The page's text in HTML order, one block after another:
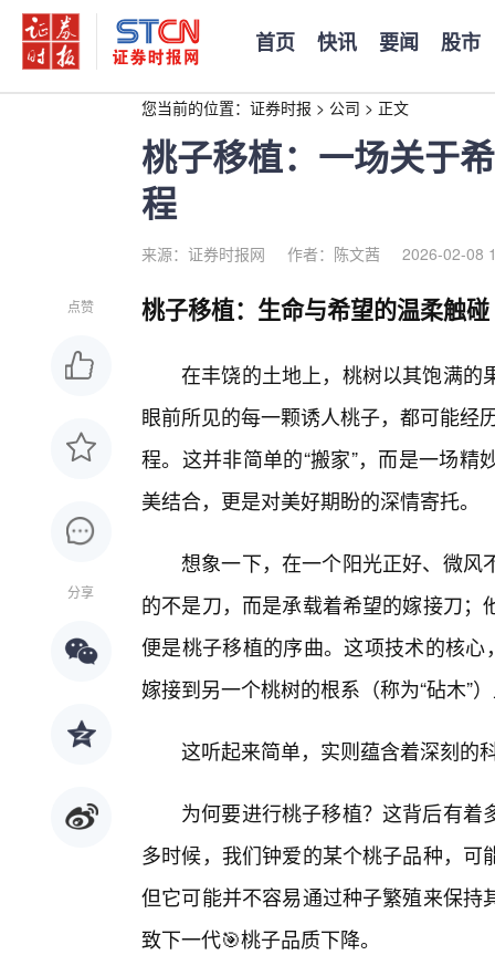
首页 快讯 要闻 股市
您当前的位置： 证券时报 > 公司 > 正文
桃子移植：一场关于
程
来源：证券时报网 作者：陈文茜 2026-02-08
点赞
分享
桃子移植：生命与希望的温柔触碰
在丰饶的土地上，桃树以其饱满的
眼前所见的每一颗诱人桃子，都可能经
程。这并非简单的“搬家”，而是一场
美结合，更是对美好期盼的深情寄托。
想象一下，在一个阳光正好、微风
的不是刀，而是承载着希望的嫁接刀
便是桃子移植的序曲。这项技术的核
嫁接到另一个桃树的根系（称为“砧木”
这听起来简单，实则蕴含着深刻的
为何要进行桃子移植？这背后有
多时候，我们钟爱的某个桃子品种，
但它可能并不容易通过种子繁殖来保
致下一代🎯桃子品质下降。